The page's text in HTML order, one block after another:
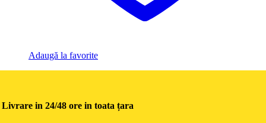
Adaugă la favorite
Livrare in 24/48 ore in toata țara